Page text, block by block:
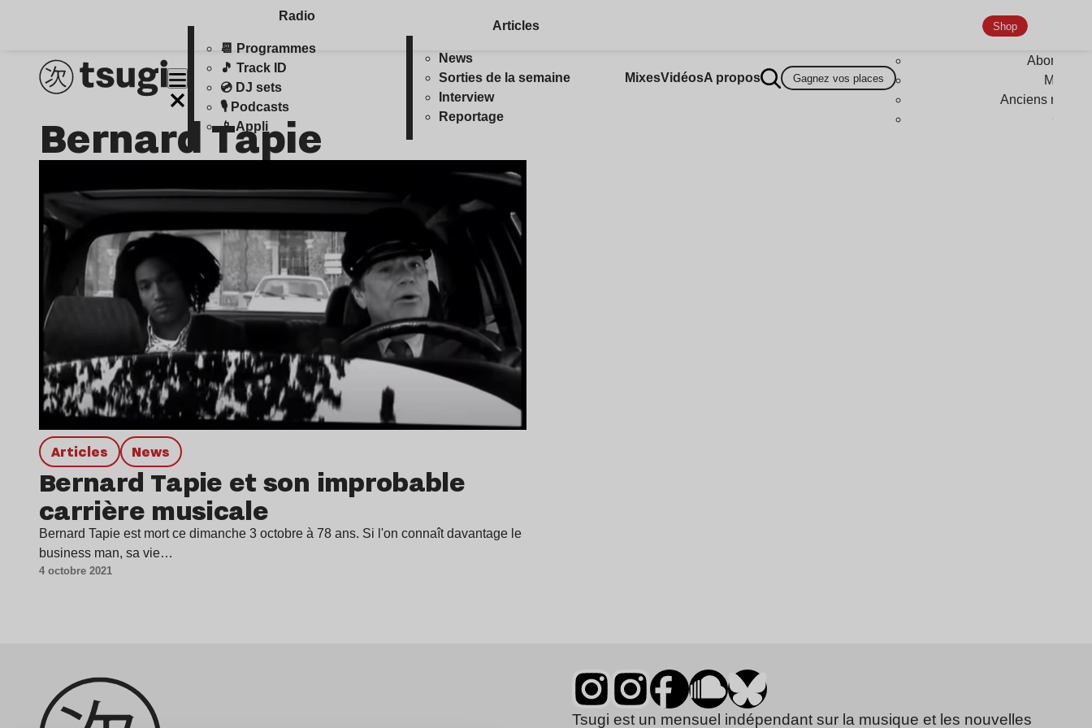
Radio
📆 Programmes
🎵 Track ID
💿 DJ sets
🎙️ Podcasts
📱 Appli
Articles
News
Sorties de la semaine
Interview
Reportage
MixesVidéosA propos Gagnez vos places
Shop
Anciens
Bernard Tapie
Articles news
Bernard Tapie et son improbable
carrière musicale
Bernard Tapie est mort ce dimanche 3 octobre à 78 ans. Si l'on connaît davantage le
business man, sa vie…
4 octobre 2021
Tsugi est un mensuel indépendant sur la musique et les nouvelles